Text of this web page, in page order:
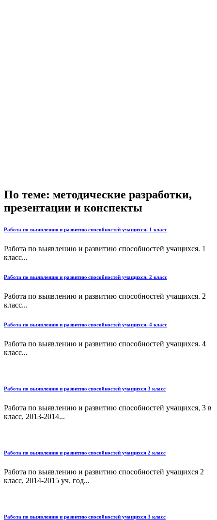
По теме: методические разработки,
презентации и конспекты
Работа по выявлению и развитию способностей учащихся. 1 класс
Работа по выявлению и развитию способностей учащихся. 1
класс...
Работа по выявлению и развитию способностей учащихся. 2 класс
Работа по выявлению и развитию способностей учащихся. 2
класс...
Работа по выявлению и развитию способностей учащихся. 4 класс
Работа по выявлению и развитию способностей учащихся. 4
класс...
Работа по выявлению и развитию способностей учащихся 3 класс
Работа по выявлению и развитию способностей учащихся, 3 в
класс, 2013-2014...
Работа по выявлению и развитию способностей учащихся 2 класс
Работа по выявлению и развитию способностей учащихся 2
класс, 2014-2015 уч. год...
Работа по выявлению и развитию способностей учащихся 3 класс